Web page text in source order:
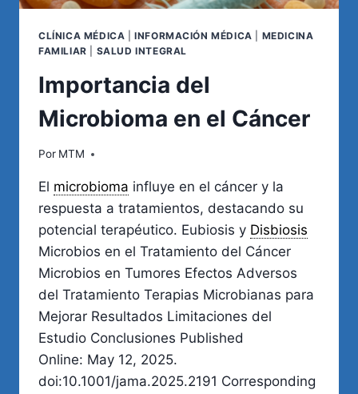
CLÍNICA MÉDICA |INFORMACIÓN MÉDICA
MEDICINA
FAMILIAR
SALUD INTEGRAL
Importancia del
Microbioma en el Cáncer
Por MTM
El microbioma influye en el cáncer y la
respuesta a tratamientos, destacando su
potencial terapéutico. Eubiosis y Disbiosis
Microbios en el Tratamiento del Cáncer
Microbios en Tumores Efectos Adversos
del Tratamiento Terapias Microbianas para
Mejorar Resultados Limitaciones del
Estudio Conclusiones Published
Online: May 12, 2025.
doi:10.1001/jama.2025.2191 Corresponding